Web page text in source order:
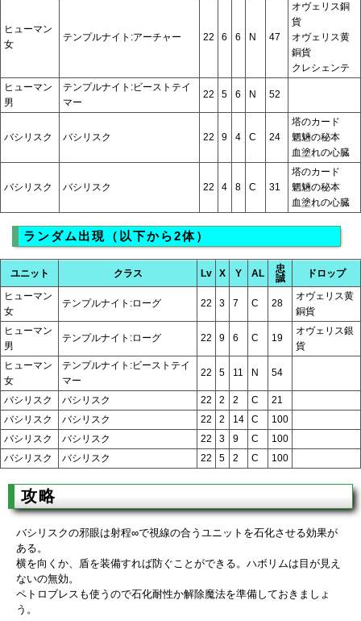
ヒューマン
女
テンプルナイト:アーチャー 22 6 6 N 47
オヴェリス銅
貨
オヴェリス黄
銅貨
クレシェンテ
ヒューマン
男
テンプルナイト:ビーストテイ
マー
22 5 6 N 52
バシリスク バシリスク 22 9 4 C 24
塔のカード
魍魎の秘本
血塗れの心臓
バシリスク バシリスク 22 4 8 C 31
塔のカード
魍魎の秘本
血塗れの心臓
ランダム出現（以下から2体）
ユニット クラス Lv X Y AL
忠
誠
ドロップ
ヒューマン
女
テンプルナイト:ローグ 22 3 7 C 28
オヴェリス黄
銅貨
ヒューマン
男
テンプルナイト:ローグ 22 9 6 C 19
オヴェリス銀
貨
ヒューマン
女
テンプルナイト:ビーストテイ
マー
22 5 11 N 54
バシリスク バシリスク 22 2 2 C
21
バシリスク
バシリスク 22 2 14 C
100
バシリスク
バシリスク 22 3 9 C
100
バシリスク
バシリスク 22 5 2 C 100
攻略
バシリスクの邪眼は射程∞で視線の合うユニットを石化させる効果が
ある。
横を向くか、盾を装備すれば防ぐことができる。ハボリムは目が見え
ないの無効。
ペトロブレスも使うので石化耐性か解除魔法を準備しておきましょ
う。